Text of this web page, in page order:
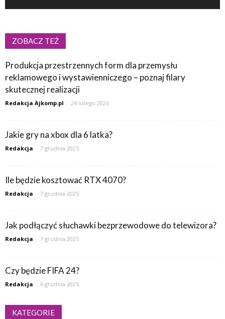
ZOBACZ TEŻ
Produkcja przestrzennych form dla przemysłu
reklamowego i wystawienniczego – poznaj filary
skutecznej realizacji
Redakcja Ajkomp.pl - 24 lutego 2026
Jakie gry na xbox dla 6 latka?
Redakcja - 7 grudnia 2025
Ile będzie kosztować RTX 4070?
Redakcja - 7 grudnia 2025
Jak podłączyć słuchawki bezprzewodowe do telewizora?
Redakcja - 7 grudnia 2025
Czy będzie FIFA 24?
Redakcja - 6 grudnia 2025
KATEGORIE